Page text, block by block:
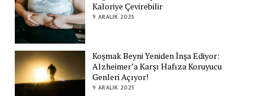
Kaloriye Çevirebilir
9 ARALIK 2025
Koşmak Beyni Yeniden İnşa Ediyor:
Alzheimer’a Karşı Hafıza Koruyucu
Genleri Açıyor!
9 ARALIK 2025